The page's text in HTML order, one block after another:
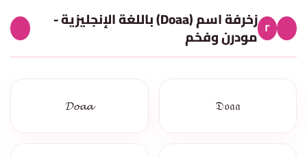
٢ زخرفة اسم (Doaa) باللغة الإنجليزية -
مودرن وفخم
𝓓𝓸𝓪𝓪 𝔇𝔬𝔞𝔞